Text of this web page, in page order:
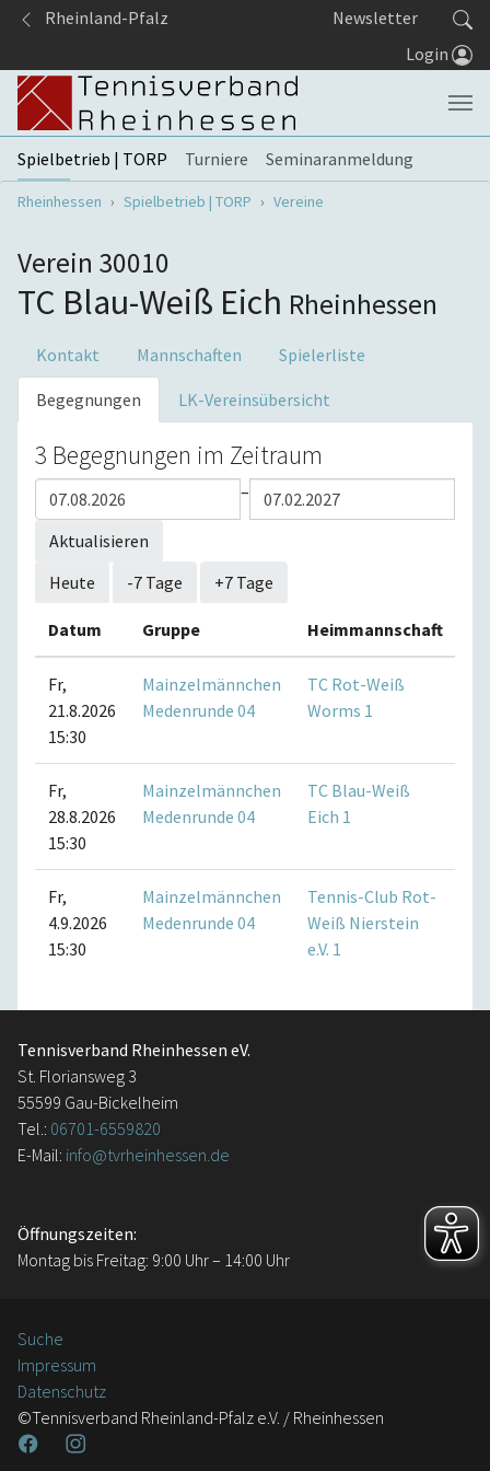
Springe zum Seiteninhalt
Rheinland-Pfalz
Newsletter
Login
Spielbetrieb | TORP Turniere
Seminaranmeldung
Sie sind hier:
Rheinhessen Spielbetrieb | TORP Vereine
Verein 30010
TC Blau-Weiß Eich Rheinhessen
Kontakt Mannschaften Spielerliste
Begegnungen LK-Vereinsübersicht
3 Begegnungen im Zeitraum
–
Aktualisieren
Heute
-7 Tage +7 Tage
Datum Gruppe Heimmannschaft
Fr,
21.8.2026
15:30
Mainzelmännchen
Medenrunde 04
TC Rot-Weiß
Worms 1
Fr,
28.8.2026
15:30
Mainzelmännchen
Medenrunde 04
TC Blau-Weiß
Eich 1
Fr,
4.9.2026
15:30
Mainzelmännchen
Medenrunde 04
Tennis-Club Rot-
Weiß Nierstein
e.V. 1
Tennisverband Rheinhessen eV.
St. Floriansweg 3
55599 Gau-Bickelheim
Tel.: 06701-6559820
E-Mail: info@tvrheinhessen.de
Öffnungszeiten:
Montag bis Freitag: 9:00 Uhr – 14:00 Uhr
Suche
Impressum
Datenschutz
©Tennisverband Rheinland-Pfalz e.V. / Rheinhessen